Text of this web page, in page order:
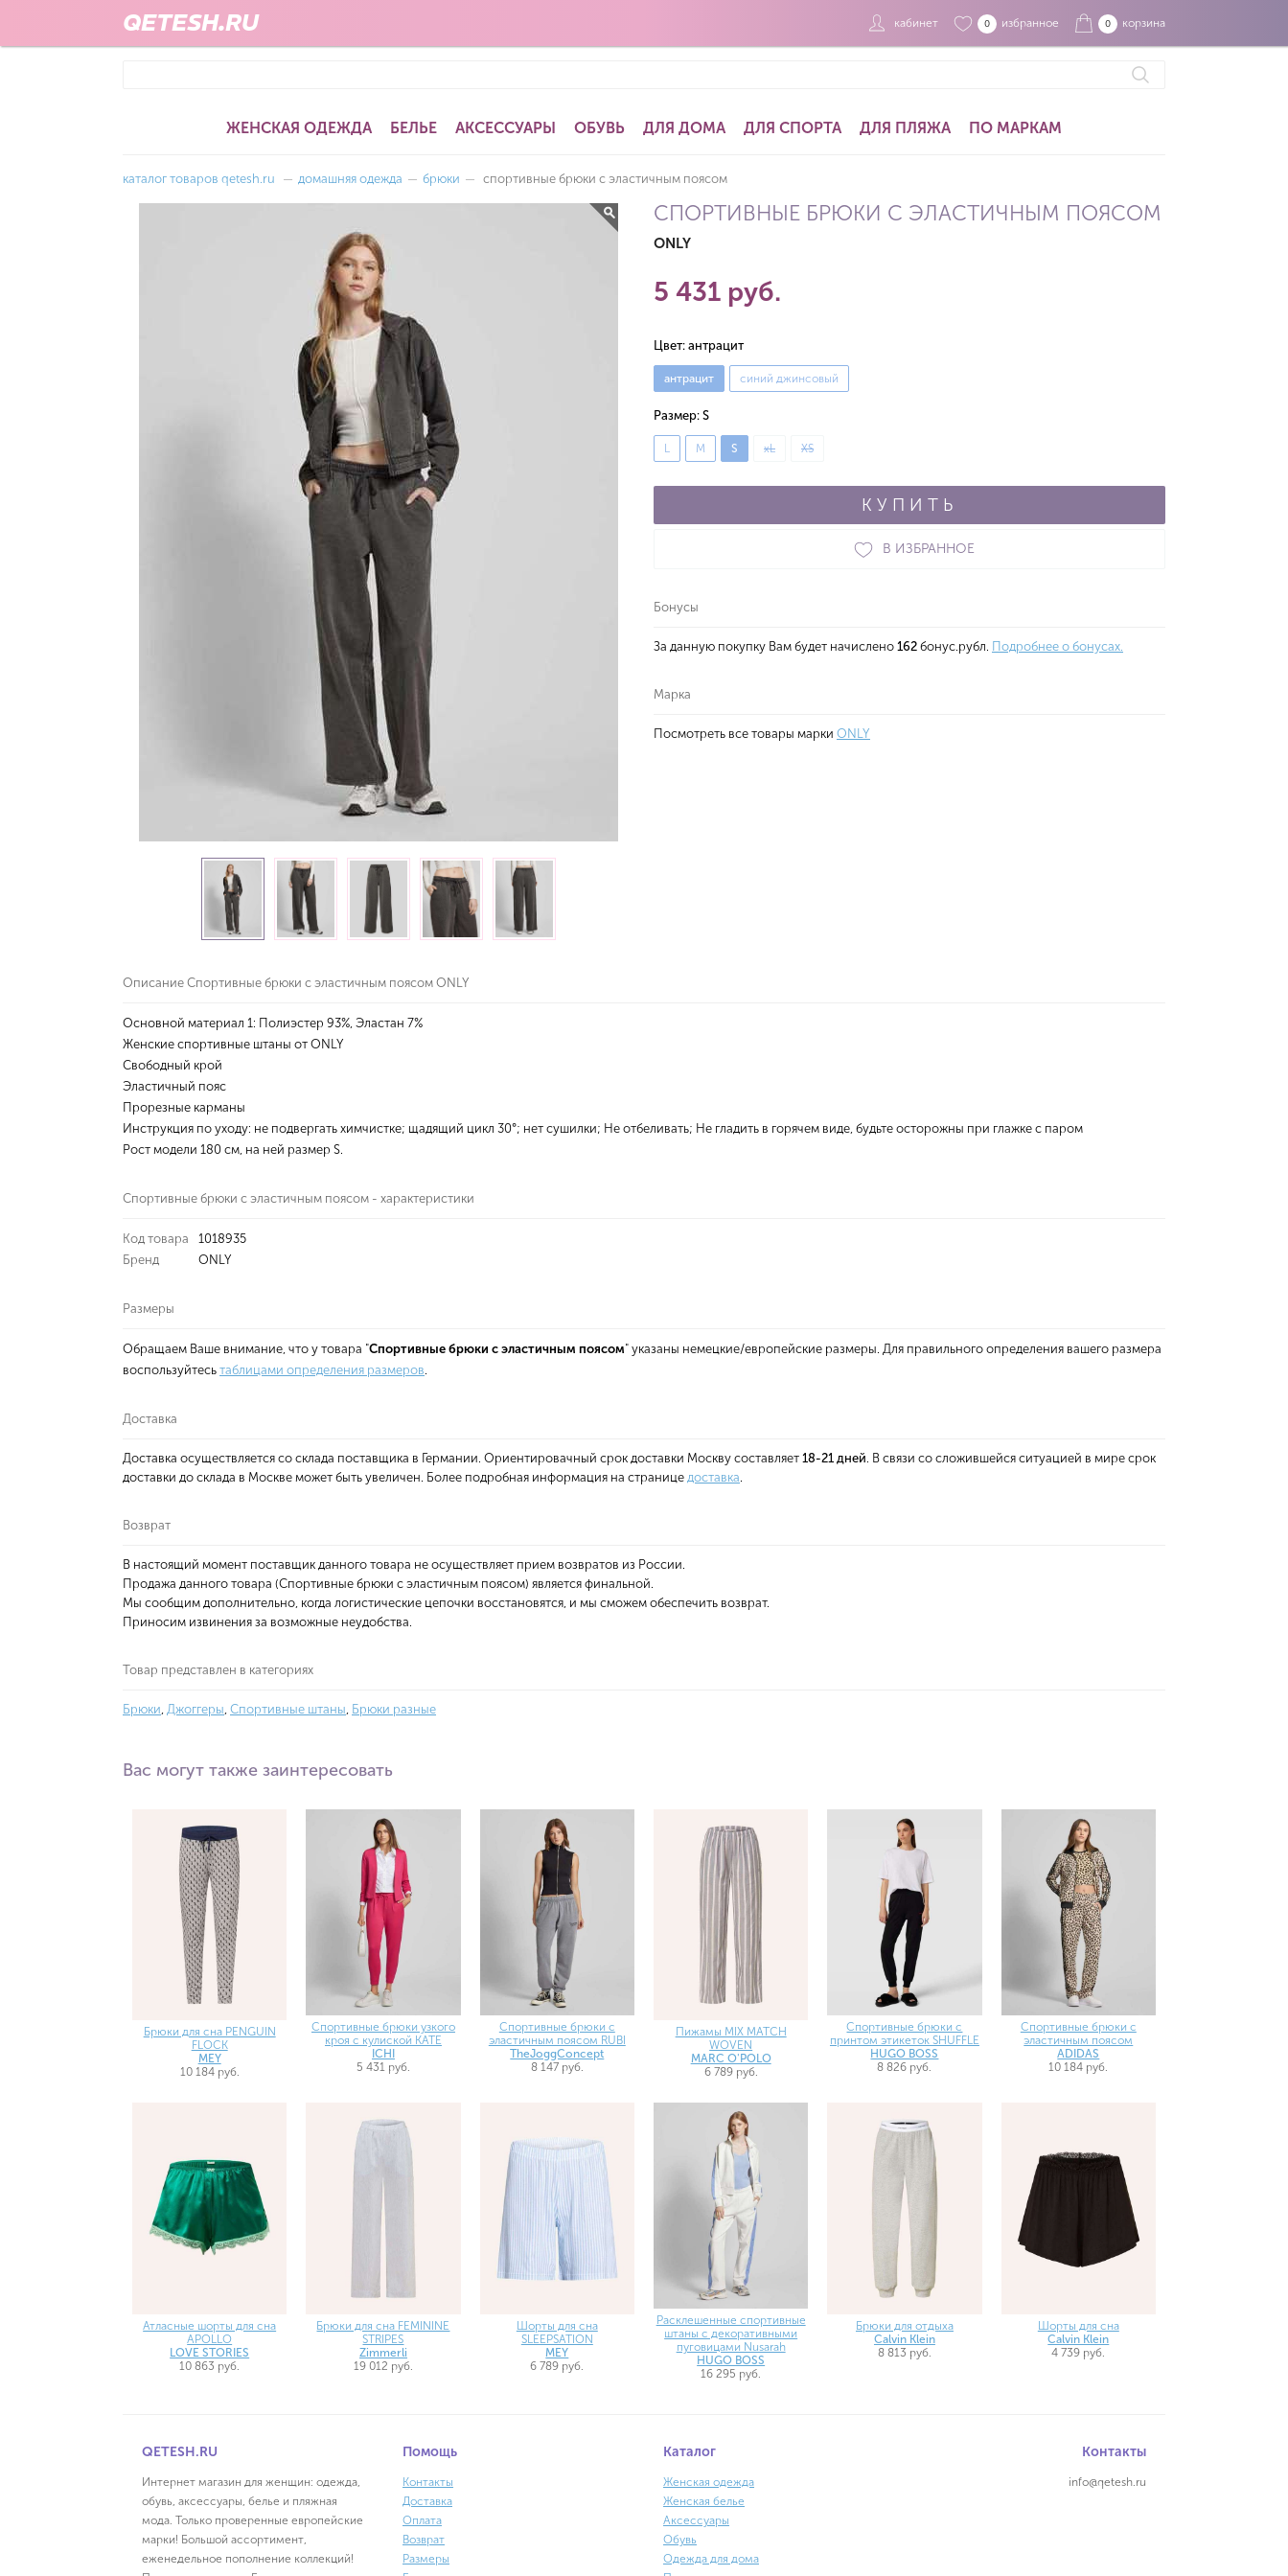
QETESH.RU кабинет 0 избранное 0 корзина
ЖЕНСКАЯ ОДЕЖДА БЕЛЬЕ АКСЕССУАРЫ ОБУВЬ ДЛЯ ДОМА ДЛЯ СПОРТА ДЛЯ ПЛЯЖА ПО МАРКАМ
каталог товаров qetesh.ru — домашняя одежда — брюки — спортивные брюки с эластичным поясом
СПОРТИВНЫЕ БРЮКИ С ЭЛАСТИЧНЫМ ПОЯСОМ
ONLY
5 431 руб.
Цвет: антрацит
антрацит синий джинсовый
Размер: S
L M S xL XS
КУПИТЬ
В ИЗБРАННОЕ
Бонусы
За данную покупку Вам будет начислено 162 бонус.рубл. Подробнее о бонусах.
Марка
Посмотреть все товары марки ONLY
Описание Спортивные брюки с эластичным поясом ONLY
Основной материал 1: Полиэстер 93%, Эластан 7%
Женские спортивные штаны от ONLY
Свободный крой
Эластичный пояс
Прорезные карманы
Инструкция по уходу: не подвергать химчистке; щадящий цикл 30°; нет сушилки; Не отбеливать; Не гладить в горячем виде, будьте осторожны при глажке с паром
Рост модели 180 см, на ней размер S.
Спортивные брюки с эластичным поясом - характеристики
Код товара
1018935
Бренд
ONLY
Размеры
Обращаем Ваше внимание, что у товара "Спортивные брюки с эластичным поясом" указаны немецкие/европейские размеры. Для правильного определения вашего размера
воспользуйтесь таблицами определения размеров.
Доставка
Доставка осуществляется со склада поставщика в Германии. Ориентировачный срок доставки Москву составляет 18-21 дней. В связи со сложившейся ситуацией в мире срок
доставки до склада в Москве может быть увеличен. Более подробная информация на странице доставка.
Возврат
В настоящий момент поставщик данного товара не осуществляет прием возвратов из России.
Продажа данного товара (Спортивные брюки с эластичным поясом) является финальной.
Мы сообщим дополнительно, когда логистические цепочки восстановятся, и мы сможем обеспечить возврат.
Приносим извинения за возможные неудобства.
Товар представлен в категориях
Брюки, Джоггеры, Спортивные штаны, Брюки разные
Вас могут также заинтересовать
Брюки для сна PENGUIN
FLOCK
MEY
10 184 руб.
Спортивные брюки узкого
кроя с кулиской KATE
ICHI
5 431 руб.
Спортивные брюки с
эластичным поясом RUBI
TheJoggConcept
8 147 руб.
Пижамы MIX MATCH
WOVEN
MARC O'POLO
6 789 руб.
Спортивные брюки с
принтом этикеток SHUFFLE
HUGO BOSS
8 826 руб.
Спортивные брюки с
эластичным поясом
ADIDAS
10 184 руб.
Атласные шорты для сна
APOLLO
LOVE STORIES
10 863 руб.
Брюки для сна FEMININE
STRIPES
Zimmerli
19 012 руб.
Шорты для сна
SLEEPSATION
MEY
6 789 руб.
Расклешенные спортивные
штаны с декоративными
пуговицами Nusarah
HUGO BOSS
16 295 руб.
Брюки для отдыха
Calvin Klein
8 813 руб.
Шорты для сна
Calvin Klein
4 739 руб.
QETESH.RU
Интернет магазин для женщин: одежда,
обувь, аксессуары, белье и пляжная
мода. Только проверенные европейские
марки! Большой ассортимент,
еженедельное пополнение коллекций!
Контакты
info@qetesh.ru
Помощь
Контакты
Доставка
Оплата
Возврат
Размеры
Каталог
Женская одежда
Женская белье
Аксессуары
Обувь
Одежда для дома